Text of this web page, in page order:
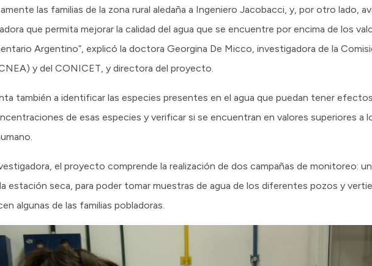
las familias de la zona rural aledaña a Ingeniero Jacobacci, y, por otro lado,
que permita mejorar la calidad del agua que se encuentre por encima de los
Argentino”, explicó la doctora Georgina De Micco, investigadora de la
y del CONICET, y directora del proyecto.
también a identificar las especies presentes en el agua que puedan tener
de esas especies y verificar si se encuentran en valores superiores a
el proyecto comprende la realización de dos campañas de monitoreo:
estación seca, para poder tomar muestras de agua de los diferentes pozos y
algunas de las familias pobladoras.